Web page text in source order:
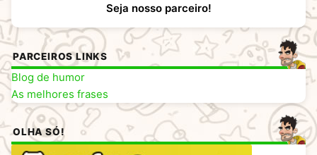
Seja nosso parceiro!
PARCEIROS LINKS
Blog de humor
As melhores frases
OLHA SÓ!